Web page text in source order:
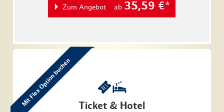
Ticket & Hotel
Mit Flex Option buchen
Zum Angebot ab 35,59 €*